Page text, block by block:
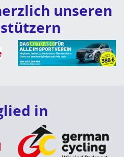
unseren
in